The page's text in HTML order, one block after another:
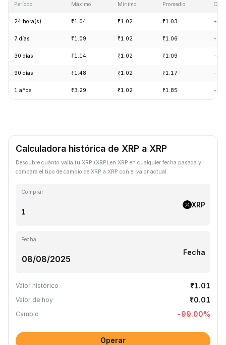
Período Máximo Mínimo Promedio
24 hora(s) ₹1.04 ₹1.02 ₹1.03
7 días ₹1.09 ₹1.02 ₹1.06 -
30 días ₹1.14 ₹1.02 ₹1.09 -
90 días ₹1.48 ₹1.02 ₹1.17 -
1 años ₹3.29 ₹1.02 ₹1.85 -
Calculadora histórica de XRP a XRP
Descubre cuánto valía tu XRP (XRP) en XRP en cualquier fecha pasada y
compara el tipo de cambio de XRP a XRP con el valor actual.
Comprar
XRP
Fecha
Fecha
Valor histórico ₹1.01
Valor de hoy ₹0.01
Cambio -99.00%
Operar